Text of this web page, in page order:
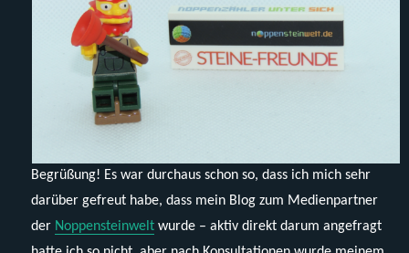
Begrüßung! Es war durchaus schon so, dass ich mich sehr
darüber gefreut habe, dass mein Blog zum Medienpartner
der Noppensteinwelt wurde – aktiv direkt darum angefragt